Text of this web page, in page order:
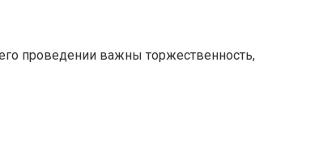
проведении важны торжественность,